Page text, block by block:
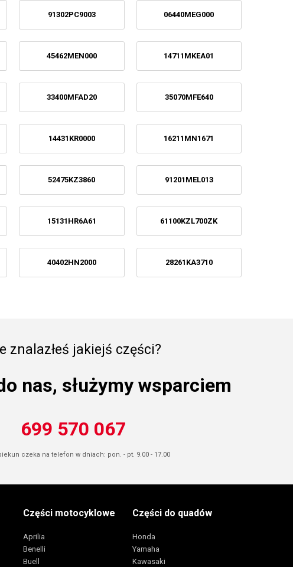
91302PC9003 06440MEG000
45462MEN000 14711MKEA01
33400MFAD20 35070MFE640
14431KR0000 16211MN1671
52475KZ3860 91201MEL013
15131HR6A61 61100KZL700ZK
40402HN2000 28261KA3710
znalazłeś jakiejś części?
nas, służymy wsparciem
699 570 067
czeka na telefon w dniach: pon. - pt. 9.00 - 17.00
Części motocyklowe
Aprilia
Benelli
Buell
Części do quadów
Honda
Yamaha
Kawasaki